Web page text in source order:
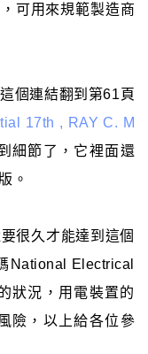
可用來規範製造商
個連結翻到第61頁
17th , RAY C. M
細節了，它裡面還
。
很久才能達到這個
National Electrical
狀況，用電裝置的
險，以上給各位參